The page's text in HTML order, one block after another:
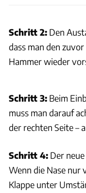
Schritt 2: Den
dass man den
Hammer wieder
Schritt 3: Beim
muss man darauf
der rechten Seite –
Schritt 4: Der
Wenn die Nase nur
Klappe unter